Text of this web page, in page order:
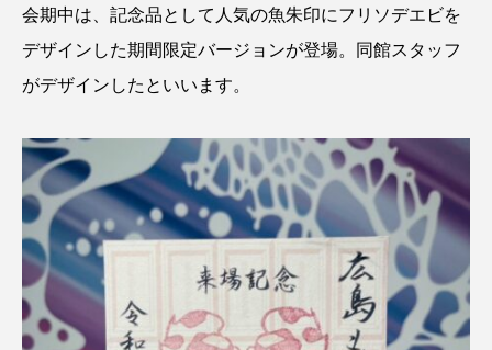
カタボシイワシ カツオ カニ
カワバタモロコ カワムツ ガラ・ルファ
キジハタ キス キチヌ キヌバリ
キビナゴ キュウリエソ キンメダイ
ギギ ギンザケ ギンザメ クエ
会期中は、記念品として人気の魚朱印にフリソデエビを
デザインした期間限定バージョンが登場。同館スタッフ
がデザインしたといいます。